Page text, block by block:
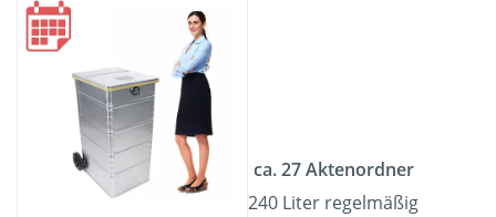
ca. 27 Aktenordner
240 Liter regelmäßig